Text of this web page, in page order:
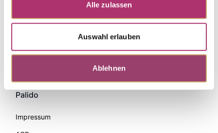
Alle zulassen
Auswahl erlauben
Ablehnen
Palido
Impressum